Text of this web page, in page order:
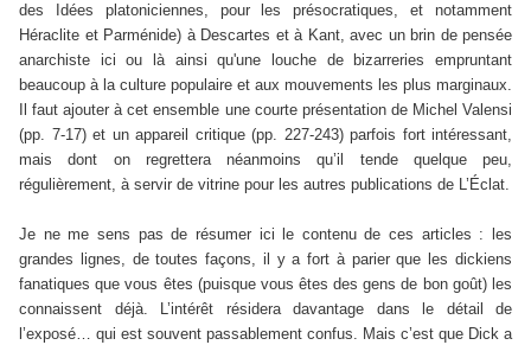
des Idées platoniciennes, pour les présocratiques, et notamment
Héraclite et Parménide) à Descartes et à Kant, avec un brin de pensée
anarchiste ici ou là ainsi qu'une louche de bizarreries empruntant
beaucoup à la culture populaire et aux mouvements les plus marginaux.
Il faut ajouter à cet ensemble une courte présentation de Michel Valensi
(pp. 7-17) et un appareil critique (pp. 227-243) parfois fort intéressant,
mais dont on regrettera néanmoins qu’il tende quelque peu,
régulièrement, à servir de vitrine pour les autres publications de L’Éclat.
Je ne me sens pas de résumer ici le contenu de ces articles : les
grandes lignes, de toutes façons, il y a fort à parier que les dickiens
fanatiques que vous êtes (puisque vous êtes des gens de bon goût) les
connaissent déjà. L’intérêt résidera davantage dans le détail de
l’exposé… qui est souvent passablement confus. Mais c’est que Dick a